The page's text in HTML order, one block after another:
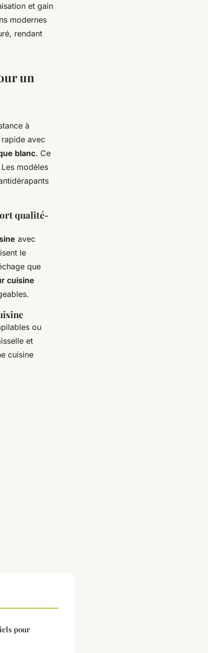
et gain
modernes
rendant
un
à
avec
blanc. Ce
modèles
qualité-
avec
le
que
cuisine
ou
et
cuisine
pour